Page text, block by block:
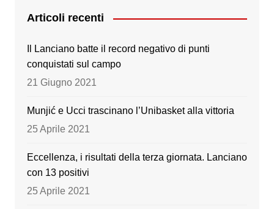
e
b
o
o
er gr
a
m
T
Articoli recenti
Il Lanciano batte il record negativo di punti
conquistati sul campo
21 Giugno 2021
Munjić e Ucci trascinano l’Unibasket alla vittoria
25 Aprile 2021
Eccellenza, i risultati della terza giornata. Lanciano
con 13 positivi
25 Aprile 2021